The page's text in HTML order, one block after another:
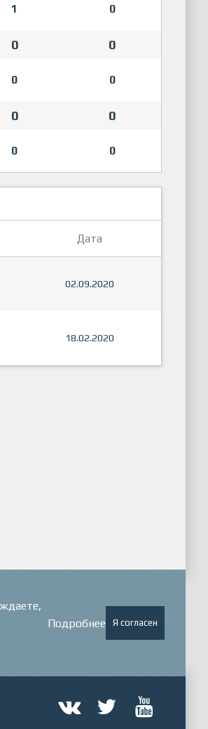
1 0
0
0
0 0
0
0
0 0
Дата
02.09.2020
18.02.2020
Подробнее Я согласен